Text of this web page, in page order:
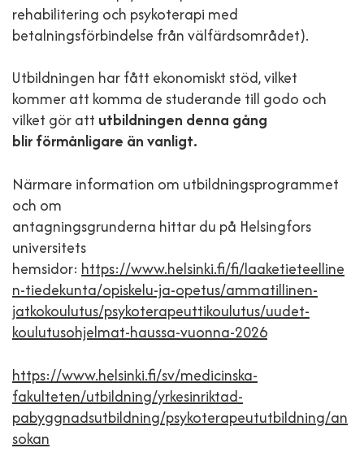
rehabilitering och psykoterapi med
betalningsförbindelse från välfärdsområdet).
Utbildningen har fått ekonomiskt stöd, vilket
kommer att komma de studerande till godo och
vilket gör att utbildningen denna gång
blir förmånligare än vanligt.
Närmare information om utbildningsprogrammet
och om
antagningsgrunderna hittar du på Helsingfors
universitets
hemsidor: https://www.helsinki.fi/fi/laaketieteelline
n-tiedekunta/opiskelu-ja-opetus/ammatillinen-
jatkokoulutus/psykoterapeuttikoulutus/uudet-
koulutusohjelmat-haussa-vuonna-2026
https://www.helsinki.fi/sv/medicinska-
fakulteten/utbildning/yrkesinriktad-
pabyggnadsutbildning/psykoterapeututbildning/an
sokan